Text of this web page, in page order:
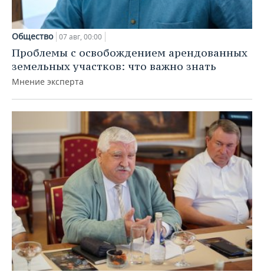
Общество 07 авг, 00:00
Проблемы с освобождением арендованных
земельных участков: что важно знать
Мнение эксперта